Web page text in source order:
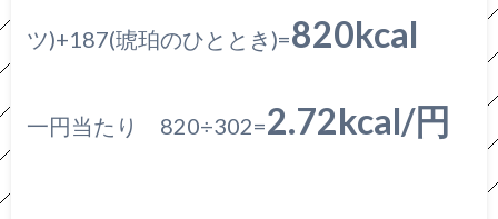
ツ)+187(琥珀のひととき)=820kcal
一円当たり 820÷302=2.72kcal/円